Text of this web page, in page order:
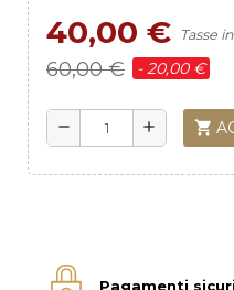
40,00 € Tasse
60,00 € - 20,00 €
remove add shopping_cart
Pagamenti sicuri